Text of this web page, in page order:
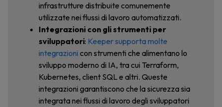
infrastrutture distribuite comunemente
utilizzate nei flussi di lavoro automatizzati.
Integrazioni con gli strumenti per
sviluppatori: Keeper supporta molte
integrazioni con strumenti che alimentano lo
sviluppo moderno di IA, tra cui Terraform,
Kubernetes, client SQL e altri. Queste
integrazioni garantiscono che la sicurezza sia
integrata nei flussi di lavoro degli sviluppatori